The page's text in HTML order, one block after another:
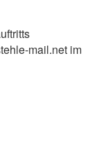
mail.net im